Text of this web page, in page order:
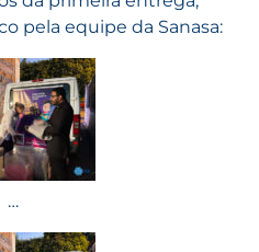
pela equipe da Sanasa:
…